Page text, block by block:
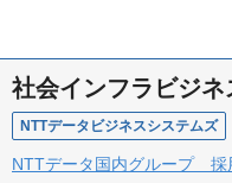
社会インフラビジ
NTTデータビジネスシステムズ
NTTデータ国内グループ 採